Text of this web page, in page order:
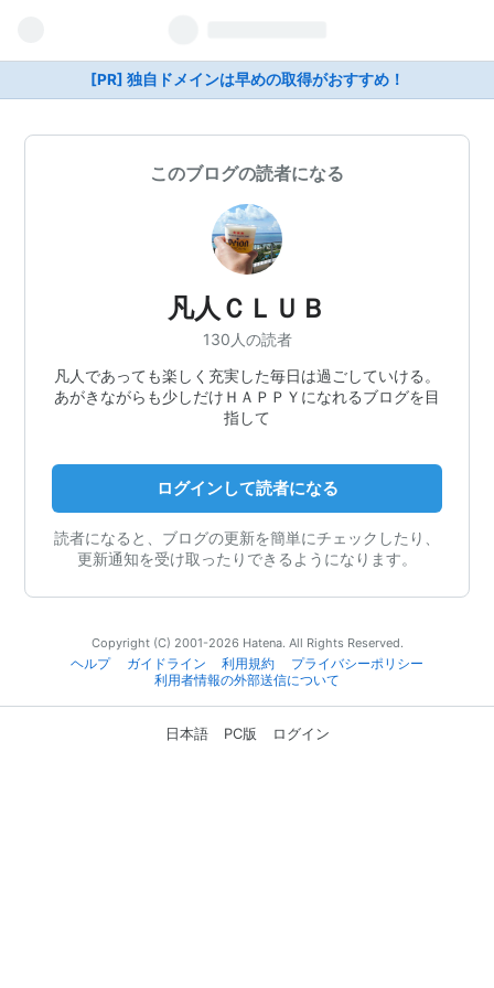
[PR] 独自ドメインは早めの取得がおすすめ！
このブログの読者になる
凡人ＣＬＵＢ
130人の読者
凡人であっても楽しく充実した毎日は過ごしていける。
あがきながらも少しだけＨＡＰＰＹになれるブログを目
指して
ログインして読者になる
読者になると、ブログの更新を簡単にチェックしたり、
更新通知を受け取ったりできるようになります。
Copyright (C) 2001-2026 Hatena. All Rights Reserved.
ヘルプ
ガイドライン 利用規約
プライバシーポリシー
利用者情報の外部送信について
日本語 PC版 ログイン